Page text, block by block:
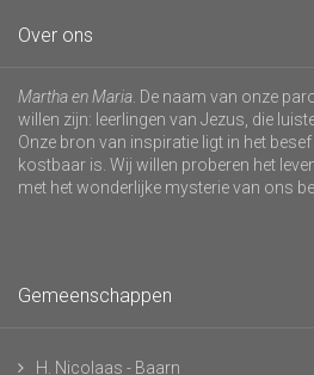
Over ons
Martha en Maria . De naam van onze
willen zijn: leerlingen van Jezus, die
Onze bron van inspiratie ligt in het
kostbaar is. Wij willen proberen het
met het wonderlijke mysterie van ons
Gemeenschappen
H. Nicolaas - Baarn